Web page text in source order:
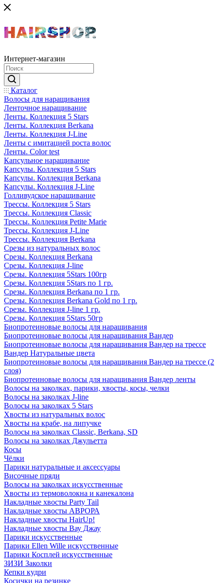
Интернет-магазин
Каталог
Волосы для наращивания
Ленточное наращивание
Ленты. Коллекция 5 Stars
Ленты. Коллекция Berkana
Ленты. Коллекция J-Line
Ленты с имитацией роста волос
Ленты. Color test
Капсульное наращивание
Капсулы. Коллекция 5 Stars
Капсулы. Коллекция Berkana
Капсулы. Коллекция J-Line
Голливудское наращивание
Трессы. Коллекция 5 Stars
Трессы. Коллекция Classic
Трессы. Коллекция Petite Marie
Трессы. Коллекция J-Line
Трессы. Коллекция Berkana
Срезы из натуральных волос
Срезы. Коллекция Berkana
Срезы. Коллекция J-line
Срезы. Коллекция 5Stars 100гр
Срезы. Коллекция 5Stars по 1 гр.
Срезы. Коллекция Berkana по 1 гр.
Срезы. Коллекция Berkana Gold по 1 гр.
Срезы. Коллекция J-line 1 гр.
Срезы. Коллекция 5Stars 50гр
Биопротеиновые волосы для наращивания
Биопротеиновые волосы для наращивания Вандер
Биопротеиновые волосы для наращивания Вандер на трессе
Вандер Натуральные цвета
Биопротеиновые волосы для наращивания Вандер на трессе (2
слоя)
Биопротеиновые волосы для наращивания Вандер ленты
Волосы на заколках, парики, хвосты, косы, челки
Волосы на заколках J-line
Волосы на заколках 5 Stars
Хвосты из натуральных волос
Хвосты на крабе, на липучке
Волосы на заколках Classic, Berkana, SD
Волосы на заколках Джульетта
Косы
Чёлки
Парики натуральные и аксессуары
Височные пряди
Волосы на заколках искусственные
Хвосты из термоволокна и канекалона
Накладные хвосты Party Tail
Накладные хвосты АВРОРА
Накладные хвосты HairUp!
Накладные хвосты Вау Джау
Парики искусственные
Парики Ellen Wille искусственные
Парики Косплей искусственные
ЗИЗИ Заколки
Кепки кудри
Косички на резинке